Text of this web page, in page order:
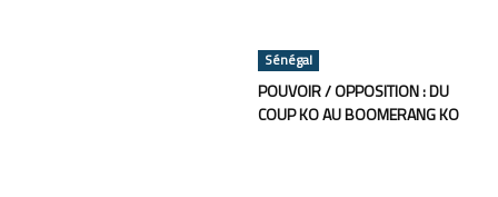
Sénégal
POUVOIR / OPPOSITION : DU
COUP KO AU BOOMERANG KO